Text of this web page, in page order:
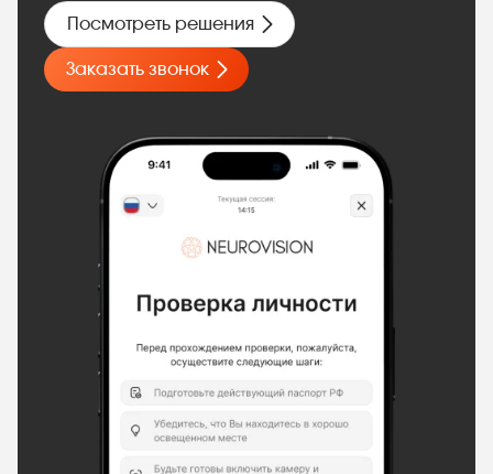
Посмотреть решения
Заказать звонок